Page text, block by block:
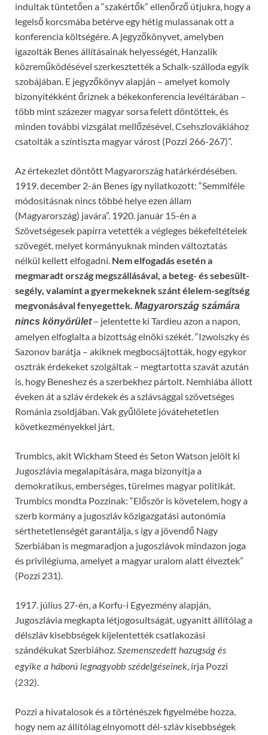
indultak tüntetően a “szakértők” ellenőrző útjukra, hogy a
legelső korcsmába betérve egy hétig mulassanak ott a
konferencia költségére. A jegyzőkönyvet, amelyben
igazolták Benes állításainak helyességét, Hanzalik
közreműködésével szerkesztették a Schalk-szálloda egyik
szobájában. E jegyzőkönyv alapján – amelyet komoly
bizonyítékként őriznek a békekonferencia levéltárában –
több mint százezer magyar sorsa felett döntöttek, és
minden további vizsgálat mellőzésével, Csehszlovákiához
csatolták a színtiszta magyar várost (Pozzi 266-267)”.
Az értekezlet döntött Magyarország határkérdésében.
1919. december 2-án Benes így nyilatkozott: “Semmiféle
módosításnak nincs többé helye ezen állam
(Magyarország) javára”. 1920. január 15-én a
Szövetségesek papírra vetették a végleges békefeltételek
szövegét, melyet kormányuknak minden változtatás
nélkül kellett elfogadni. Nem elfogadás esetén a
megmaradt ország megszállásával, a beteg- és sebesült-
segély, valamint a gyermekeknek szánt élelem-segítség
megvonásával fenyegettek. Magyarország számára
nincs könyörület– jelentette ki Tardieu azon a napon,
amelyen elfoglalta a bizottság elnöki székét. “Izwolszky és
Sazonov barátja – akiknek megbocsájtották, hogy egykor
osztrák érdekeket szolgáltak – megtartotta szavát azután
is, hogy Beneshez és a szerbekhez pártolt. Nemhiába állott
éveken át a szláv érdekek és a szlávsággal szövetséges
Románia zsoldjában. Vak gyűlölete jóvátehetetlen
következményekkel járt.
Trumbics, akit Wickham Steed és Seton Watson jelölt ki
Jugoszlávia megalapítására, maga bizonyítja a
demokratikus, emberséges, türelmes magyar politikát.
Trumbics mondta Pozzinak: “Először is követelem, hogy a
szerb kormány a jugoszláv közigazgatási autonómia
sérthetetlenségét garantálja, s így a jövendő Nagy
Szerbiában is megmaradjon a jugoszlávok mindazon joga
és privilégiuma, amelyet a magyar uralom alatt élveztek”
(Pozzi 231).
1917. július 27-én, a Korfu-i Egyezmény alapján,
Jugoszlávia megkapta létjogosultságát, ugyanitt állítólag a
délszláv kisebbségek kijelentették csatlakozási
szándékukat Szerbiához.Szemenszedett hazugság és
egyike a háború legnagyobb szédelgéseinek, írja Pozzi
(232).
Pozzi a hivatalosok és a történészek figyelmébe hozza,
hogy nem az állítólag elnyomott dél-szláv kisebbségek